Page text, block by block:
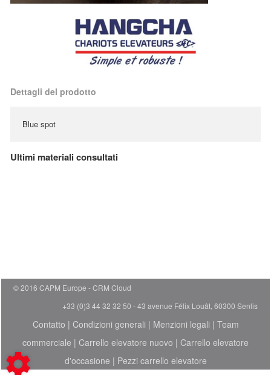
Dettagli del prodotto
Blue spot
Ultimi materiali consultati
© 2016 CAPM Europe
CRM Cloud
+33 (0)3 44 32 32 50 - 43 avenue Félix Louât, 60300 Senlis
Contatto | Condizioni generali| Menzioni legali| Team
commerciale | Carrello elevatore nuovo | Carrello elevatore
d'occasione | Pezzi carrello elevatore